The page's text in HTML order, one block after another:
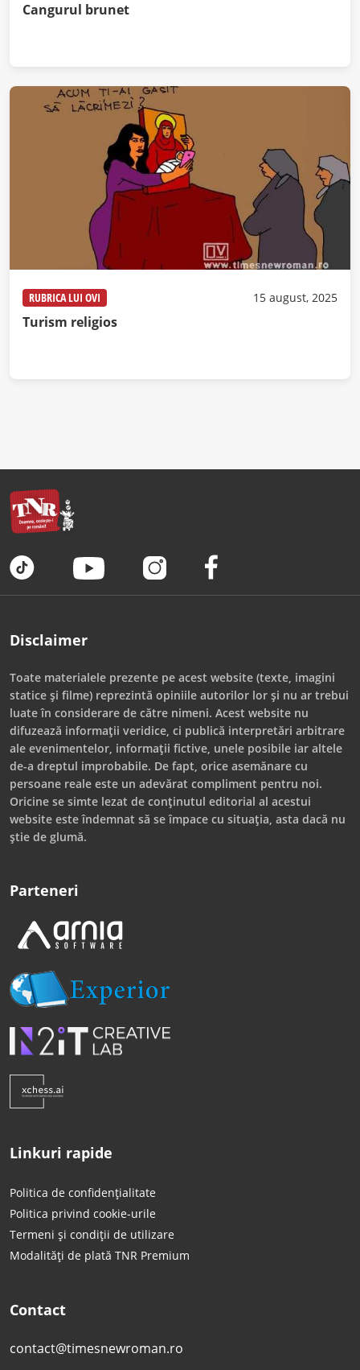
Cangurul brunet
RUBRICA LUI OVI 15 august, 2025
Turism religios
Disclaimer
Toate materialele prezente pe acest website (texte, imagini
statice și filme) reprezintă opiniile autorilor lor și nu ar trebui
luate în considerare de către nimeni. Acest website nu
difuzează informații veridice, ci publică interpretări arbitrare
ale evenimentelor, informații fictive, unele posibile iar altele
de-a dreptul improbabile. De fapt, orice asemănare cu
persoane reale este un adevărat compliment pentru noi.
Oricine se simte lezat de conținutul editorial al acestui
website este îndemnat să se împace cu situația, asta dacă nu
știe de glumă.
Parteneri
Linkuri rapide
Politica de confidențialitate
Politica privind cookie-urile
Termeni și condiții de utilizare
Modalități de plată TNR Premium
Contact
contact@timesnewroman.ro